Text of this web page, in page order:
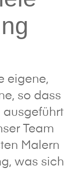
eigene,
so dass
ausgeführt
Team
Malern
was sich